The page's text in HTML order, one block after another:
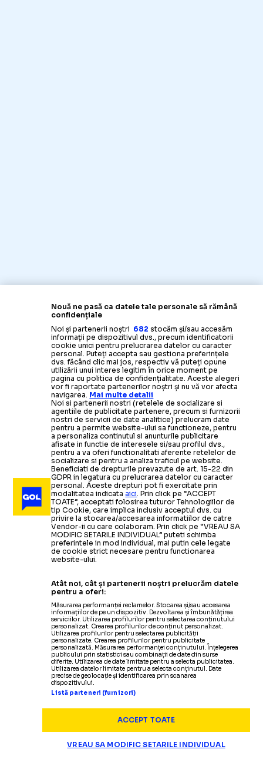
Nouă ne pasă ca datele tale personale să rămână
confidențiale
Noi și partenerii noștri 682 stocăm și/sau accesăm
informații pe dispozitivul dvs., precum identificatorii
cookie unici pentru prelucrarea datelor cu caracter
personal. Puteți accepta sau gestiona preferințele
dvs. făcând clic mai jos, respectiv vă puteți opune
utilizării unui interes legitim în orice moment pe
pagina cu politica de confidențialitate. Aceste alegeri
vor fi raportate partenerilor noștri și nu vă vor afecta
navigarea. Mai multe detalii
Noi si partenerii nostri (retelele de socializare si
agentiile de publicitate partenere, precum si furnizorii
nostri de servicii de date analitice) prelucram date
pentru a permite website-ului sa functioneze, pentru
a personaliza continutul si anunturile publicitare
afisate in functie de interesele si/sau profilul dvs.,
pentru a va oferi functionalitati aferente retelelor de
socializare si pentru a analiza traficul pe website.
Beneficiati de drepturile prevazute de art. 15-22 din
GDPR in legatura cu prelucrarea datelor cu caracter
personal. Aceste drepturi pot fi exercitate prin
modalitatea indicataaici. Prin click pe “ACCEPT
TOATE”, acceptati folosirea tuturor Tehnologiilor de
tip Cookie, care implica inclusiv acceptul dvs. cu
privire la stocarea/accesarea informatiilor de catre
Vendor-ii cu care colaboram. Prin click pe “VREAU SA
MODIFIC SETARILE INDIVIDUAL” puteti schimba
preferintele in mod individual, mai putin cele legate
de cookie strict necesare pentru functionarea
website-ului.
Atât noi, cât și partenerii noștri prelucrăm datele
pentru a oferi:
Măsurarea performanței reclamelor. Stocarea și/sau accesarea
informațiilor de pe un dispozitiv. Dezvoltarea și îmbunătățirea
serviciilor. Utilizarea profilurilor pentru selectarea conținutului
personalizat. Crearea profilurilor de conținut personalizat.
Utilizarea profilurilor pentru selectarea publicității
personalizate. Crearea profilurilor pentru publicitate
personalizată. Măsurarea performanței conținutului. Înțelegerea
publicului prin statistici sau combinații de date din surse
diferite. Utilizarea de date limitate pentru a selecta publicitatea.
Utilizarea datelor limitate pentru a selecta conținutul. Date
precise de geolocație și identificarea prin scanarea
dispozitivului.
Listă parteneri (furnizori)
ACCEPT TOATE
VREAU SA MODIFIC SETARILE INDIVIDUAL